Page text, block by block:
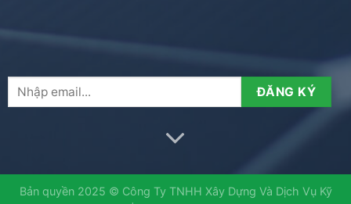
Bản quyền 2025 © Công Ty TNHH Xây Dựng Và Dịch Vụ Kỹ